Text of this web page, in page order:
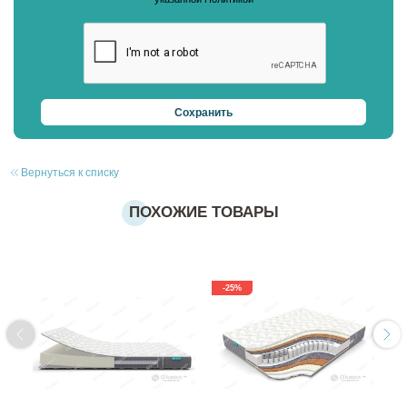
Вернуться к списку
ПОХОЖИЕ ТОВАРЫ
-25%